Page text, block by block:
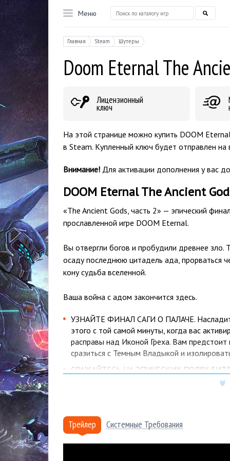
Меню
Главная Steam Шутеры
Doom Eternal The
Лицензионный
ключ
На этой странице можно купить DOOM
в Steam. Купленный ключ будет отправлен на
Внимание! Для активации дополнения у вас
DOOM Eternal The Ancient
«The Ancient Gods, часть 2» — эпический
прославленной игре DOOM Eternal.
Вы отвергли богов и пробудили древнее
осаду последнюю цитадель ада, прорваться
кону судьба вселенной.
Ваша война с адом закончится здесь.
УЗНАЙТЕ ФИНАЛ САГИ О ПАЛАЧЕ.
этого с той самой минуты, когда вас
расправы над Иконой Греха. Вам
сразиться с Темным Владыкой и
СРАЖАЙТЕСЬ НА ЭПИЧЕСКИХ ПОЛЯХ БИТВ.
увидите колоссальное Копье Мира и
УНИЧТОЖАЙТЕ ОПАСНЫЕ РАЗНОВИДНОСТИ
разновидности демонов. Бронированный
Каменный имп обладает почти
Трейлер Системные Требования